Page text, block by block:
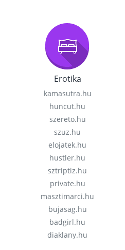
Erotika
kamasutra.hu
huncut.hu
szereto.hu
szuz.hu
elojatek.hu
hustler.hu
sztriptiz.hu
private.hu
masztimarci.hu
bujasag.hu
badgirl.hu
diaklany.hu